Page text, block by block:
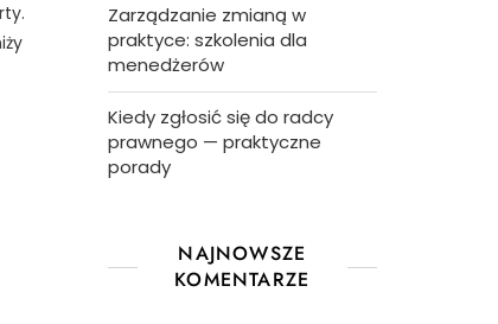
Zarządzanie zmianą w
praktyce: szkolenia dla
menedżerów
Kiedy zgłosić się do radcy
prawnego — praktyczne
porady
NAJNOWSZE
KOMENTARZE